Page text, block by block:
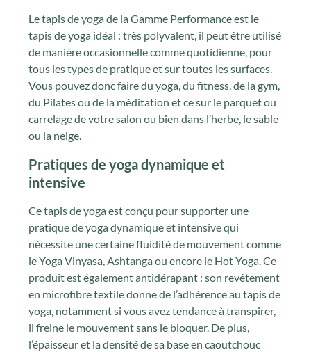
Le tapis de yoga de la Gamme Performance est le
tapis de yoga idéal : très polyvalent, il peut être utilisé
de manière occasionnelle comme quotidienne, pour
tous les types de pratique et sur toutes les surfaces.
Vous pouvez donc faire du yoga, du fitness, de la gym,
du Pilates ou de la méditation et ce sur le parquet ou
carrelage de votre salon ou bien dans l’herbe, le sable
ou la neige.
Pratiques de yoga dynamique et
intensive
Ce tapis de yoga est conçu pour supporter une
pratique de yoga dynamique et intensive qui
nécessite une certaine fluidité de mouvement comme
le Yoga Vinyasa, Ashtanga ou encore le Hot Yoga. Ce
produit est également antidérapant : son revêtement
en microfibre textile donne de l’adhérence au tapis de
yoga, notamment si vous avez tendance à transpirer,
il freine le mouvement sans le bloquer. De plus,
l’épaisseur et la densité de sa base en caoutchouc